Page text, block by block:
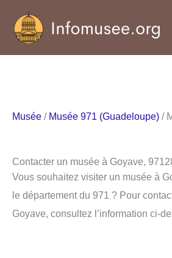
contenu
Musée / Musée 971 (Guadeloupe) /
Contacter un musée à Goyave,
Vous souhaitez visiter un musée à
le département du 971 ? Pour
Goyave, consultez l’information ci-